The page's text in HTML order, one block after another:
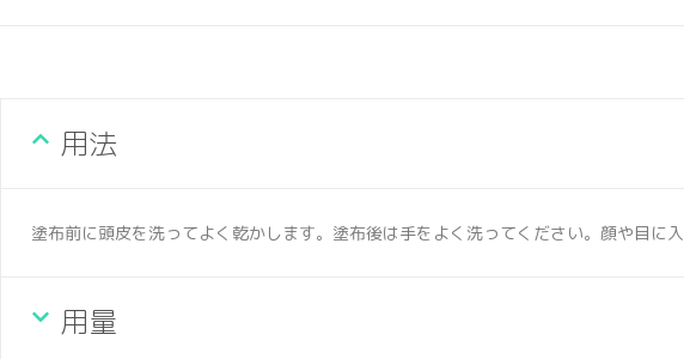
用法
塗布前に頭皮を洗ってよく乾かします。塗布後は手をよく洗ってください。顔や目に
用量